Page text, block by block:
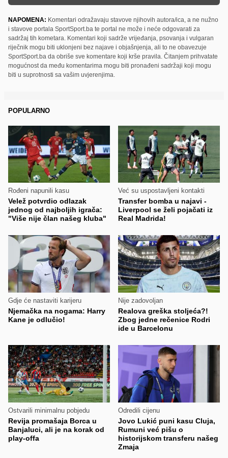
NAPOMENA: Komentari odražavaju stavove njihovih autora/ica, a ne nužno
i stavove portala SportSport.ba te portal ne može i neće odgovarati za
sadržaj tih kometara. Komentari koji sadrže vrijeđanja, psovanja i vulgaran
riječnik mogu biti uklonjeni bez najave i objašnjenja, ali to ne obavezuje
SportSport.ba da obriše sve komentare koji krše pravila. Čitanjem prihvatate
mogućnost da među komentarima mogu biti pronađeni sadržaji koji mogu
biti u suprotnosti sa vašim uvjerenjima.
POPULARNO
Rođeni napunili kasu
Velež potvrdio odlazak
jednog od najboljih igrača:
"Više nije član našeg kluba"
Već su uspostavljeni kontakti
Transfer bomba u najavi -
Liverpool se želi pojačati iz
Real Madrida!
Gdje će nastaviti karijeru
Njemačka na nogama: Harry
Kane je odlučio!
Nije zadovoljan
Realova greška stoljeća?!
Zbog jedne rečenice Rodri
ide u Barcelonu
Ostvarili minimalnu pobjedu
Revija promašaja Borca u
Banjaluci, ali je na korak od
play-offa
Odredili cijenu
Jovo Lukić puni kasu Cluja,
Rumuni već pišu o
historijskom transferu našeg
Zmaja